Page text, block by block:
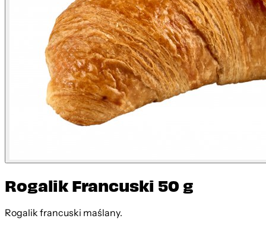
Rogalik Francuski 50 g
Rogalik francuski maślany.